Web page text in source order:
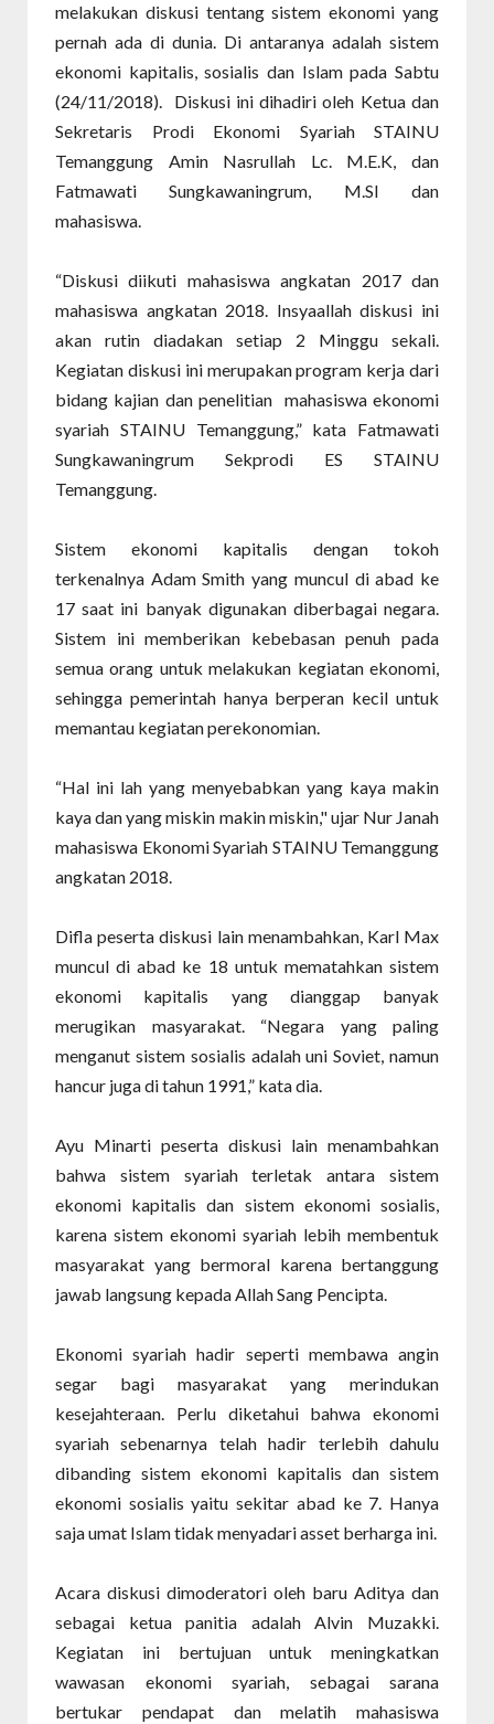
melakukan diskusi tentang sistem ekonomi yang
pernah ada di dunia. Di antaranya adalah sistem
ekonomi kapitalis, sosialis dan Islam pada Sabtu
(24/11/2018).
Diskusi ini dihadiri oleh Ketua dan
Sekretaris Prodi Ekonomi Syariah STAINU
Temanggung Amin Nasrullah Lc. M.E.K, dan
Fatmawati Sungkawaningrum, M.SI dan
mahasiswa.
“Diskusi diikuti mahasiswa angkatan 2017 dan
mahasiswa angkatan 2018. Insyaallah diskusi ini
akan rutin diadakan setiap 2 Minggu sekali.
Kegiatan diskusi ini merupakan program kerja dari
bidang kajian dan penelitian mahasiswa ekonomi
syariah STAINU Temanggung,” kata Fatmawati
Sungkawaningrum Sekprodi ES STAINU
Temanggung.
Sistem ekonomi kapitalis dengan tokoh
terkenalnya Adam Smith yang muncul di abad ke
17 saat ini banyak digunakan diberbagai negara.
Sistem ini memberikan kebebasan penuh pada
semua orang untuk melakukan kegiatan ekonomi,
sehingga pemerintah hanya berperan kecil untuk
memantau kegiatan perekonomian.
“Hal ini lah yang menyebabkan yang kaya makin
kaya dan yang miskin makin miskin," ujar Nur Janah
mahasiswa Ekonomi Syariah STAINU Temanggung
angkatan 2018.
Difla peserta diskusi lain menambahkan, Karl Max
muncul di abad ke 18 untuk mematahkan sistem
ekonomi kapitalis yang dianggap banyak
merugikan masyarakat. “Negara yang paling
menganut sistem sosialis adalah uni Soviet, namun
hancur juga di tahun 1991,” kata dia.
Ayu Minarti peserta diskusi lain menambahkan
bahwa sistem syariah terletak antara sistem
ekonomi kapitalis dan sistem ekonomi sosialis,
karena sistem ekonomi syariah lebih membentuk
masyarakat yang bermoral karena bertanggung
jawab langsung kepada Allah Sang Pencipta.
Ekonomi syariah hadir seperti membawa angin
segar bagi masyarakat yang merindukan
kesejahteraan. Perlu diketahui bahwa ekonomi
syariah sebenarnya telah hadir terlebih dahulu
dibanding sistem ekonomi kapitalis dan sistem
ekonomi sosialis yaitu sekitar abad ke 7. Hanya
saja umat Islam tidak menyadari asset berharga ini.
Acara diskusi dimoderatori oleh baru Aditya dan
sebagai ketua panitia adalah Alvin Muzakki.
Kegiatan ini bertujuan untuk meningkatkan
wawasan ekonomi syariah, sebagai sarana
bertukar pendapat dan melatih mahasiswa